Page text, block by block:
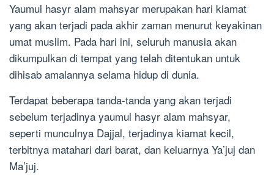
Yaumul hasyr alam mahsyar merupakan hari kiamat
yang akan terjadi pada akhir zaman menurut keyakinan
umat muslim. Pada hari ini, seluruh manusia akan
dikumpulkan di tempat yang telah ditentukan untuk
dihisab amalannya selama hidup di dunia.
Terdapat beberapa tanda-tanda yang akan terjadi
sebelum terjadinya yaumul hasyr alam mahsyar,
seperti munculnya Dajjal, terjadinya kiamat kecil,
terbitnya matahari dari barat, dan keluarnya Ya’juj dan
Ma’juj.